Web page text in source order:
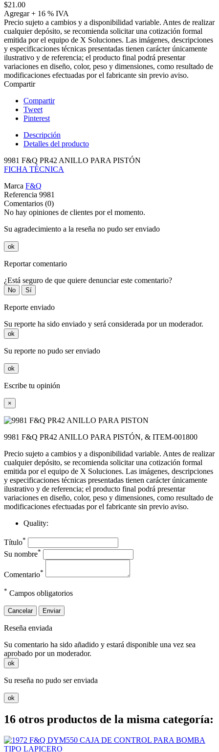
$21.00
Agregar + 16 % IVA
Precio sujeto a cambios y a disponibilidad variable. Antes de realizar
cualquier depósito, se recomienda solicitar una cotización formal
emitida por el equipo de X Soluciones. Las imágenes, descripciones
y especificaciones técnicas presentadas tienen carácter únicamente
ilustrativo y de referencia; el producto final podrá presentar
variaciones en diseño, color, peso y dimensiones, como resultado de
modificaciones efectuadas por el fabricante sin previo aviso.
Compartir
Compartir
Tweet
Pinterest
Descripción
Detalles del producto
9981 F&Q PR42 ANILLO PARA PISTÓN
FICHA TÉCNICA
Marca F&Q
Referencia 9981
Comentarios (0)
No hay opiniones de clientes por el momento.
Su agradecimiento a la reseña no pudo ser enviado
ok
Reportar comentario
¿Está seguro de que quiere denunciar este comentario?
No Sí
Reporte enviado
Su reporte ha sido enviado y será considerada por un moderador.
ok
Su reporte no pudo ser enviado
ok
Escribe tu opinión
×
9981 F&Q PR42 ANILLO PARA PISTÓN, & ITEM-001800
Precio sujeto a cambios y a disponibilidad variable. Antes de realizar
cualquier depósito, se recomienda solicitar una cotización formal
emitida por el equipo de X Soluciones. Las imágenes, descripciones
y especificaciones técnicas presentadas tienen carácter únicamente
ilustrativo y de referencia; el producto final podrá presentar
variaciones en diseño, color, peso y dimensiones, como resultado de
modificaciones efectuadas por el fabricante sin previo aviso.
Quality:
Título*
Su nombre*
Comentario*
* Campos obligatorios
Cancelar Enviar
Reseña enviada
Su comentario ha sido añadido y estará disponible una vez sea
aprobado por un moderador.
ok
Su reseña no pudo ser enviada
ok
16 otros productos de la misma categoría: